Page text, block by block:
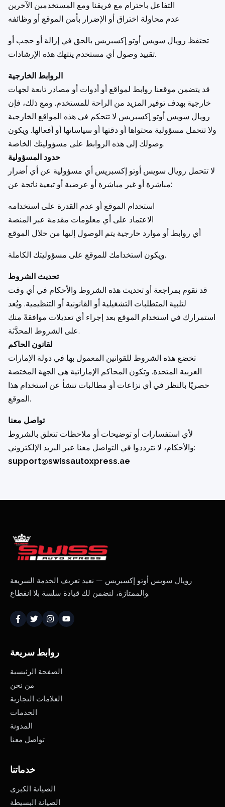
التفاعل باحترام مع فريقنا ومع المستخدمين الآخرين
عدم محاولة اختراق أو الإضرار بأمن الموقع أو وظائفه
تحتفظ رويال سويس أوتو إكسبريس بالحق في إزالة أو حجب أو
تقييد وصول أي مستخدم ينتهك هذه الإرشادات.
الروابط الخارجية
قد يتضمن موقعنا روابط لمواقع أو أدوات أو مصادر تابعة لجهات
خارجية بهدف توفير المزيد من الراحة للمستخدم. ومع ذلك، فإن
رويال سويس أوتو إكسبريس لا تتحكم في هذه المواقع الخارجية
ولا تتحمل مسؤولية محتواها أو دقتها أو سياساتها أو أفعالها. ويكون
وصولك إلى هذه الروابط على مسؤوليتك الخاصة.
حدود المسؤولية
لا تتحمل رويال سويس أوتو إكسبريس أي مسؤولية عن أي أضرار
مباشرة أو غير مباشرة أو عرضية أو تبعية ناتجة عن:
استخدام الموقع أو عدم القدرة على استخدامه
الاعتماد على أي معلومات مقدمة عبر المنصة
أي روابط أو موارد خارجية يتم الوصول إليها من خلال الموقع
ويكون استخدامك للموقع على مسؤوليتك الكاملة.
تحديث الشروط
قد نقوم بمراجعة أو تحديث هذه الشروط والأحكام في أي وقت
لتلبية المتطلبات التشغيلية أو القانونية أو التنظيمية. ويُعد
استمرارك في استخدام الموقع بعد إجراء أي تعديلات موافقةً منك
على الشروط المحدَّثة.
لقانون الحاكم
تخضع هذه الشروط للقوانين المعمول بها في دولة الإمارات
العربية المتحدة. وتكون المحاكم الإماراتية هي الجهة المختصة
حصريًا بالنظر في أي نزاعات أو مطالبات تنشأ عن استخدام هذا
الموقع.
تواصل معنا
لأي استفسارات أو توضيحات أو ملاحظات تتعلق بالشروط
والأحكام، لا تترددوا في التواصل معنا عبر البريد الإلكتروني:
support@swissautoxpress.ae
رويال سويس أوتو إكسبريس — نعيد تعريف الخدمة السريعة
والممتازة، لنضمن لك قيادة سلسة بلا انقطاع.
روابط سريعة
الصفحة الرئيسية
من نحن
العلامات التجارية
الخدمات
المدونة
تواصل معنا
خدماتنا
الصيانة الكبرى
الصيانة البسيطة